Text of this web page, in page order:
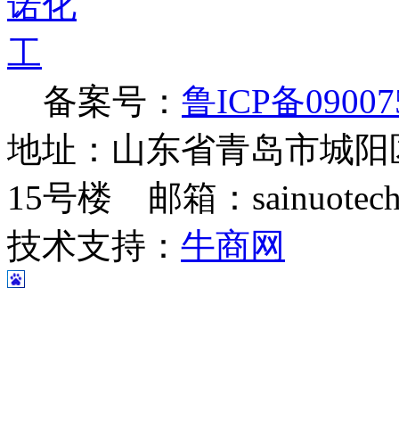
备案号： 鲁ICP备
地址：山东省青岛市城
15号楼 邮箱：
技术支持： 牛商网